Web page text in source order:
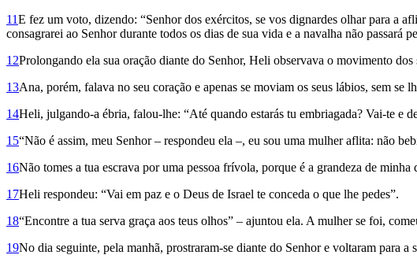
11E fez um voto, dizendo: “Senhor dos exércitos, se vos dignardes olhar para a
consagrarei ao Senhor durante todos os dias de sua vida e a navalha não passará
12Prolongando ela sua oração diante do Senhor, Heli observava o movimento dos
13Ana, porém, falava no seu coração e apenas se moviam os seus lábios, sem se
14Heli, julgando-a ébria, falou-lhe: “Até quando estarás tu embriagada? Vai-te e
15“Não é assim, meu Senhor – respondeu ela –, eu sou uma mulher aflita: não
16Não tomes a tua escrava por uma pessoa frívola, porque é a grandeza de
17Heli respondeu: “Vai em paz e o Deus de Israel te conceda o que lhe pedes”.
18“Encontre a tua serva graça aos teus olhos” – ajuntou ela. A mulher se foi,
19No dia seguinte, pela manhã, prostraram-se diante do Senhor e voltaram para a